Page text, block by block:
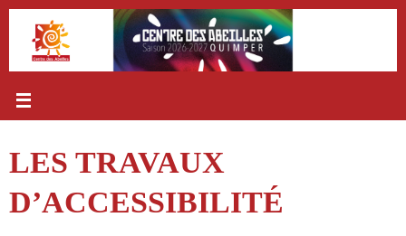
Passer
contenu
LES TRAVAUX
D’ACCESSIBILITÉ